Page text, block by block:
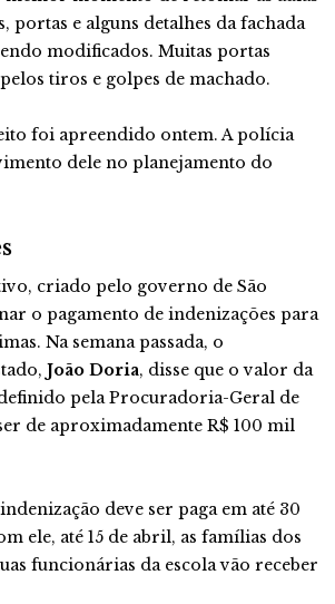
portas e alguns detalhes da fachada
modificados. Muitas portas
tiros e golpes de machado.
foi apreendido ontem. A polícia
dele no planejamento do
criado pelo governo de São
o pagamento de indenizações para
Na semana passada, o
João Doria, disse que o valor da
pela Procuradoria-Geral de
de aproximadamente R$ 100 mil
deve ser paga em até 30
ele, até 15 de abril, as famílias dos
funcionárias da escola vão receber